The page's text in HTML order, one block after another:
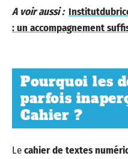
A voir aussi :
: un accompagnement
Pourquoi les
parfois
Cahier ?
Lecahier de textes